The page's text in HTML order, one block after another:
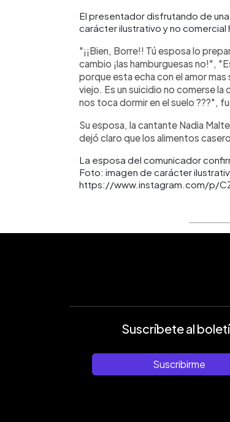
El presentador disfrutando de
carácter ilustrativo y no
"¡¡Bien, Borre!! Tú esposa lo
cambio ¡las hamburguesas no!",
porque esta echa con el amor
viejo. Es un suicidio no comerse la
nos toca dormir en el suelo ???",
Su esposa, la cantante Nadia
dejó claro que los alimentos
La esposa del comunicador
Foto: imagen de carácter
https://www.instagram.com/p/
Suscríbete al
Suscribirme